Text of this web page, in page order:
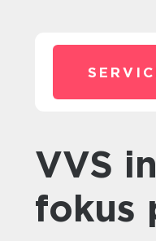
VVS installatør i Middelfart med
fokus